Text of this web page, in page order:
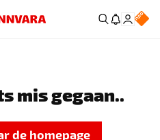
mis gegaan..
de homepage